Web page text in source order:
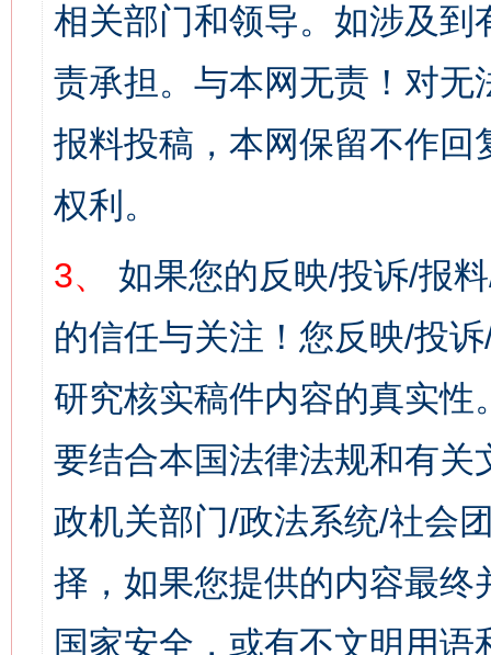
相关部门和领导。如涉及
责承担。与本网无责！对
报料投稿，本网保留不作
权利。
3、
如果您的反映/投诉/报
的信任与关注！您反映/投
研究核实稿件内容的真实
要结合本国法律法规和有关
政机关部门/政法系统/社会
择，如果您提供的内容最
国家安全，或有不文明用